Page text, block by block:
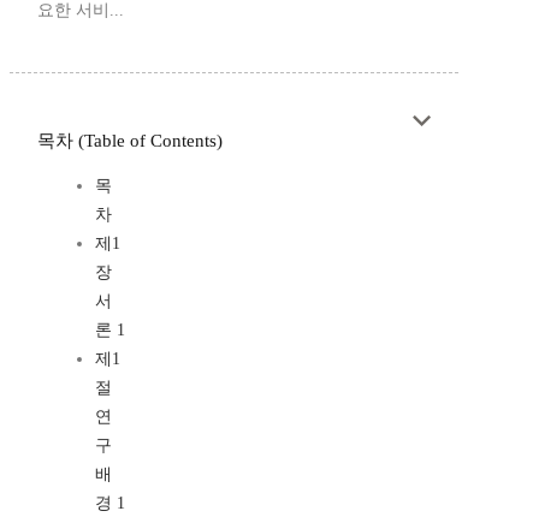
요한 서비...
목차 (Table of Contents)
목
차
제1
장
서
론 1
제1
절
연
구
배
경 1